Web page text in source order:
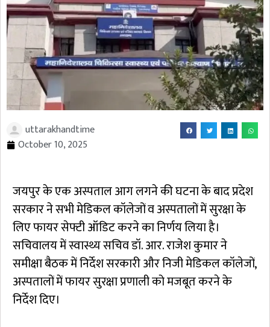
uttarakhandtime
October 10, 2025
जयपुर के एक अस्पताल आग लगने की घटना के बाद प्रदेश
सरकार ने सभी मेडिकल कॉलेजों व अस्पतालों में सुरक्षा के
लिए फायर सेफ्टी ऑडिट करने का निर्णय लिया है।
सचिवालय में स्वास्थ्य सचिव डॉ. आर. राजेश कुमार ने
समीक्षा बैठक में निर्देश सरकारी और निजी मेडिकल कॉलेजों,
अस्पतालों में फायर सुरक्षा प्रणाली को मजबूत करने के
निर्देश दिए।